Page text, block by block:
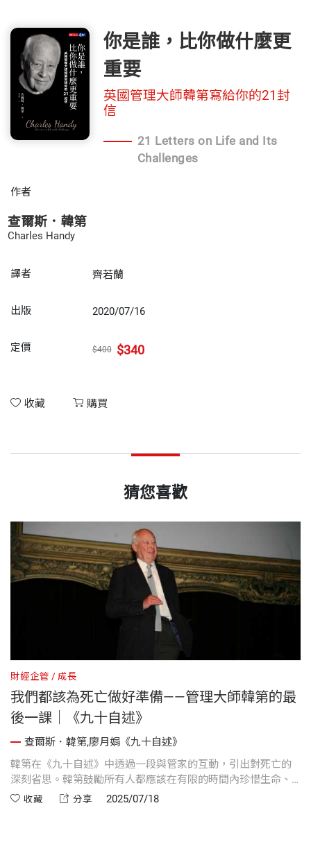
你是誰，比你做什麼更
重要
英國管理大師韓第寫給你的21封
信
21 Letters on Life and Its
Challenges
作者
查爾斯．韓第
Charles Handy
譯者 齊若蘭
出版 2020/07/16
定價 $400 $340
收藏 購買
猜您喜歡
財經企管 成長
我們都該為死亡做好準備——管理大師韓第的最
後一課｜《九十自述》
查爾斯．韓第,廖月娟《九十自述》
韓第在《九十自述》中透過一段與管家的互動，引出對死亡的
深刻省思。韓第鼓勵所有人都應該在有限的時間內珍惜生命、
與摯愛好好道別，留下善良與誠實的記憶。
收藏 分享 2025/07/18